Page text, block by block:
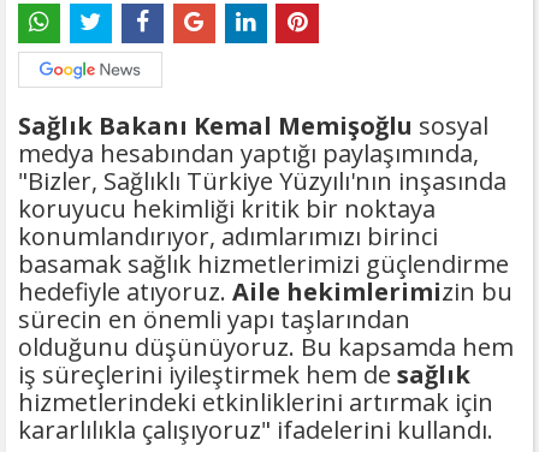
Sağlık Bakanı Kemal Memişoğlu sosyal
medya hesabından yaptığı paylaşımında,
"Bizler, Sağlıklı Türkiye Yüzyılı'nın inşasında
koruyucu hekimliği kritik bir noktaya
konumlandırıyor, adımlarımızı birinci
basamak sağlık hizmetlerimizi güçlendirme
hedefiyle atıyoruz. Aile hekimlerimizin bu
sürecin en önemli yapı taşlarından
olduğunu düşünüyoruz. Bu kapsamda hem
iş süreçlerini iyileştirmek hem de sağlık
hizmetlerindeki etkinliklerini artırmak için
kararlılıkla çalışıyoruz" ifadelerini kullandı.